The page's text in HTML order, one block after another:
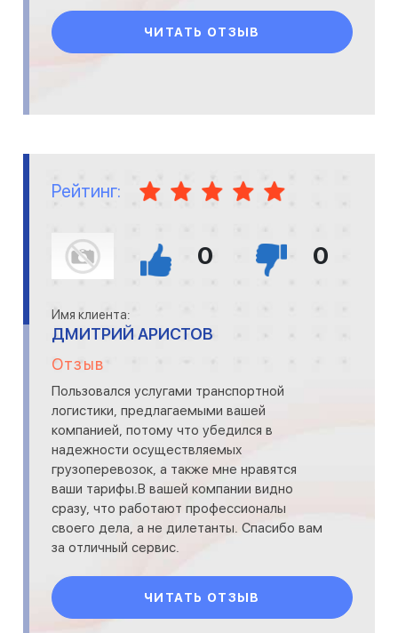
ЧИТАТЬ ОТЗЫВ
Рейтинг:
0 0
Имя клиента:
ДМИТРИЙ АРИСТОВ
Отзыв
Пользовался услугами транспортной
логистики, предлагаемыми вашей
компанией, потому что убедился в
надежности осуществляемых
грузоперевозок, а также мне нравятся
ваши тарифы.В вашей компании видно
сразу, что работают профессионалы
своего дела, а не дилетанты. Спасибо вам
за отличный сервис.
ЧИТАТЬ ОТЗЫВ